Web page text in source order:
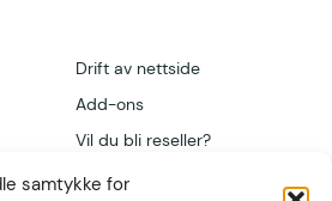
samtykke for
Drift av nettside
Add-ons
Vil du bli reseller?